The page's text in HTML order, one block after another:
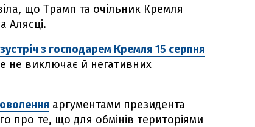
що Трамп та очільник Кремля
Алясці.
з господарем Кремля 15 серпня
не виключає й негативних
аргументами президента
про те, що для обмінів територіями